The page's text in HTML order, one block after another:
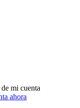
mi cuenta
ahora